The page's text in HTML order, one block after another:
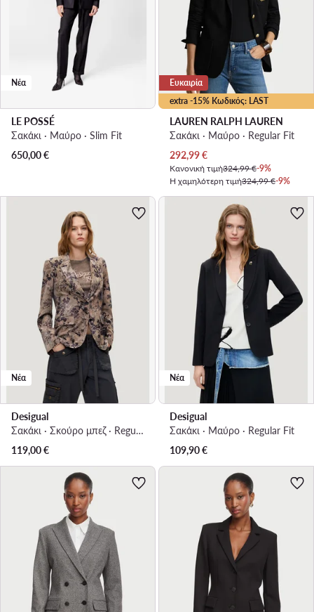
Νέα
LE POSSÉ
Σακάκι · Μαύρο · Slim Fit
650,00€
extra -15% Κωδικός: LAST
Ευκαιρία
LAUREN RALPH LAUREN
Σακάκι · Μαύρο · Regular Fit
Τρέχουσα τιμή
292,99€
Κανονική τιμή324,99 €-9%
Η χαμηλότερη τιμή324,99 €-9%
Νέα
Desigual
Σακάκι · Σκούρο μπεζ · Regular Fit
119,00€
Νέα
Desigual
Σακάκι · Μαύρο · Regular Fit
109,90€